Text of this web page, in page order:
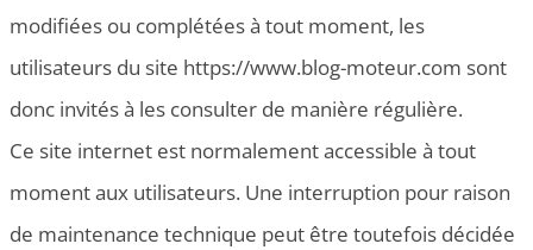
modifiées ou complétées à tout moment, les
utilisateurs du site https://www.blog-moteur.com sont
donc invités à les consulter de manière régulière.
Ce site internet est normalement accessible à tout
moment aux utilisateurs. Une interruption pour raison
de maintenance technique peut être toutefois décidée